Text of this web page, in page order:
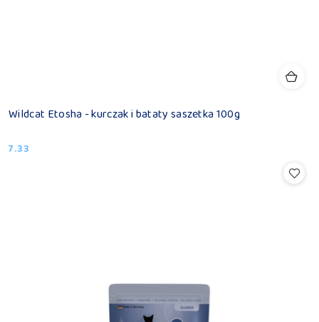
Wildcat Etosha - kurczak i bataty saszetka 100g
Cena:
7.33